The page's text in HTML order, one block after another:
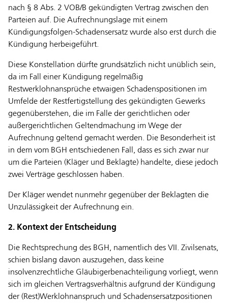
nach § 8 Abs. 2 VOB/B gekündigten Vertrag zwischen den
Parteien auf. Die Aufrechnungslage mit einem
Kündigungsfolgen-Schadensersatz wurde also erst durch die
Kündigung herbeigeführt.
Diese Konstellation dürfte grundsätzlich nicht unüblich sein,
da im Fall einer Kündigung regelmäßig
Restwerklohnansprüche etwaigen Schadenspositionen im
Umfelde der Restfertigstellung des gekündigten Gewerks
gegenüberstehen, die im Falle der gerichtlichen oder
außergerichtlichen Geltendmachung im Wege der
Aufrechnung geltend gemacht werden. Die Besonderheit ist
in dem vom BGH entschiedenen Fall, dass es sich zwar nur
um die Parteien (Kläger und Beklagte) handelte, diese jedoch
zwei Verträge geschlossen haben.
Der Kläger wendet nunmehr gegenüber der Beklagten die
Unzulässigkeit der Aufrechnung ein.
2. Kontext der Entscheidung
Die Rechtsprechung des BGH, namentlich des VII. Zivilsenats,
schien bislang davon auszugehen, dass keine
insolvenzrechtliche Gläubigerbenachteiligung vorliegt, wenn
sich im gleichen Vertragsverhältnis aufgrund der Kündigung
der (Rest)Werklohnanspruch und Schadensersatzpositionen